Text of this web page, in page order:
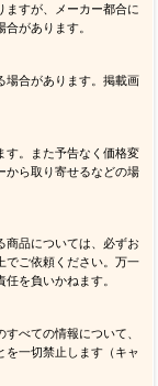
ますが、メーカー都合に
があります。
場合があります。掲載画
す。また予告なく価格変
から取り寄せるなどの場
商品については、必ずお
でご依頼ください。万一
を負いかねます。
べての情報について、
を一切禁止します（キャ